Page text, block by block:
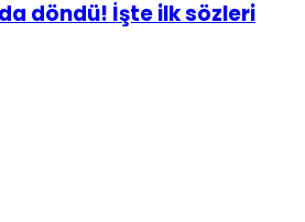
döndü! İşte ilk sözleri